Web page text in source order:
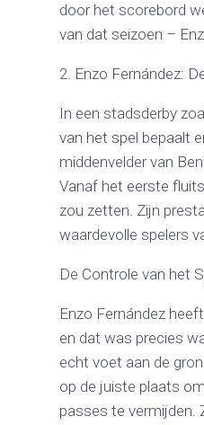
door het scorebord
van dat seizoen –
2. Enzo Fernández:
In een stadsderby
van het spel bepaalt
middenvelder van
Vanaf het eerste
zou zetten. Zijn
waardevolle spelers
De Controle van het
Enzo Fernández
en dat was precies
echt voet aan de
op de juiste plaats
passes te vermijden.